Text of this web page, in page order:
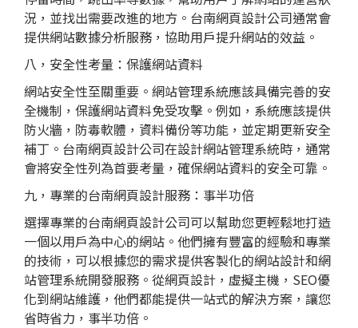
況，並找出需要改進的地方。台南網頁設計公司通常會
提供網站數據分析服務，協助用戶提升網站的效益。
八，安全性考量：保護網站資料
網站安全性至關重要。網站管理系統應該具備完善的安
全機制，保護網站資料免受攻擊。例如，系統應該提供
防火牆，防毒軟體，資料備份等功能，並定期更新安全
補丁。台南網頁設計公司在設計網站管理系統時，通常
會將安全性列為首要考量，確保網站資料的安全可靠。
九，專業的台南網頁設計服務：事半功倍
選擇專業的台南網頁設計公司可以幫助您更輕鬆地打造
一個以用戶為中心的網站。他們擁有豐富的經驗和專業
的技術，可以根據您的需求提供客製化的網站設計和網
站管理系統開發服務。從網頁設計，虛擬主機，SEO優
化到網站維護，他們都能提供一站式的解決方案，讓您
省時省力，事半功倍。